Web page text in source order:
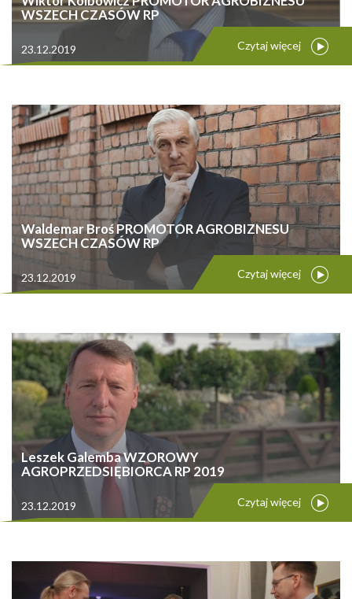
WSZECH CZASÓW RP
23.12.2019 Czytaj więcej
Waldemar Broś PROMOTOR AGROBIZNESU
WSZECH CZASÓW RP
23.12.2019 Czytaj więcej
Leszek Galemba WZOROWY
AGROPRZEDSIĘBIORCA RP 2019
23.12.2019 Czytaj więcej